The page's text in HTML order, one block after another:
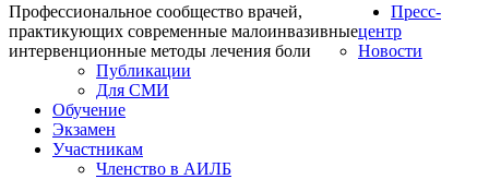
Профессиональное сообщество врачей,
практикующих современные малоинвазивные
интервенционные методы лечения боли
Пресс-
центр
Новости
Публикации
Для СМИ
Обучение
Экзамен
Участникам
Членство в АИЛБ